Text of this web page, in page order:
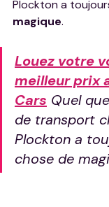
Plockton a
magique.
Louez votre
meilleur prix
Cars Quel
de transport
Plockton a
chose de